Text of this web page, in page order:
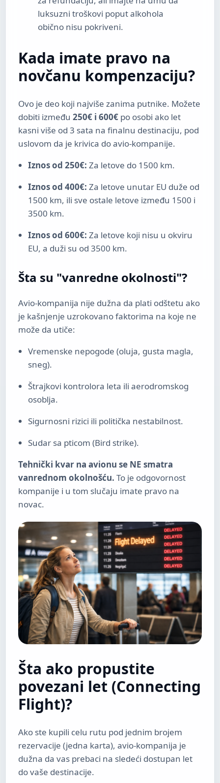
luksuzni troškovi poput alkohola
obično nisu pokriveni.
Kada imate pravo na
novčanu kompenzaciju?
Ovo je deo koji najviše zanima putnike. Možete
dobiti između 250€ i 600€ po osobi ako let
kasni više od 3 sata na finalnu destinaciju, pod
uslovom da je krivica do avio-kompanije.
Iznos od 250€: Za letove do 1500 km.
Iznos od 400€: Za letove unutar EU duže od
1500 km, ili sve ostale letove između 1500 i
3500 km.
Iznos od 600€: Za letove koji nisu u okviru
EU, a duži su od 3500 km.
Šta su "vanredne okolnosti"?
Avio-kompanija nije dužna da plati odštetu ako
je kašnjenje uzrokovano faktorima na koje ne
može da utiče:
Vremenske nepogode (oluja, gusta magla,
sneg).
Štrajkovi kontrolora leta ili aerodromskog
osoblja.
Sigurnosni rizici ili politička nestabilnost.
Sudar sa pticom (Bird strike).
Tehnički kvar na avionu se NE smatra
vanrednom okolnošću. To je odgovornost
kompanije i u tom slučaju imate pravo na
novac.
Šta ako propustite
povezani let (Connecting
Flight)?
Ako ste kupili celu rutu pod jednim brojem
rezervacije (jedna karta), avio-kompanija je
dužna da vas prebaci na sledeći dostupan let
do vaše destinacije.